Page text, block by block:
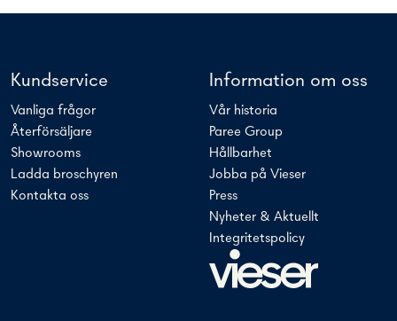
Kundservice
Vanliga frågor
Återförsäljare
Showrooms
Ladda broschyren
Kontakta oss
Information om oss
Vår historia
Paree Group
Hållbarhet
Jobba på Vieser
Press
Nyheter & Aktuellt
Integritetspolicy